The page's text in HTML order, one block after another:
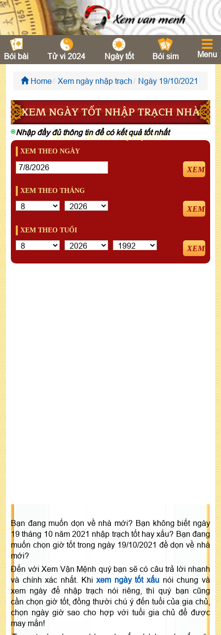
Bói bài Tử vi 2024 Ngày tốt Bói sim Menu
Home Xem ngày nhập trạch Ngày 19/10/2021
XEM NGÀY TỐT NHẬP TRẠCH NHÀ
MỚI - NGÀY 19/10/2021
Nhập đầy đủ thông tin để có kết quả tốt nhất
XEM THEO NGÀY
XEM
XEM THEO THÁNG
XEM
XEM THEO TUỔI
XEM
Bạn đang muốn dọn về nhà mới? Bạn không biết ngày
19 tháng 10 năm 2021 nhập trạch tốt hay xấu? Bạn đang
muốn chọn giờ tốt trong ngày 19/10/2021 đề dọn về nhà
mới?
Đến với Xem Vận Mệnh quý bạn sẽ có câu trả lời nhanh
và chính xác nhất. Khixem ngày tốt xấu nói chung và
xem ngày để nhập trạch nói riêng, thì quý bạn cũng
cần chọn giờ tốt, đồng thười chú ý đến tuổi của gia chủ,
chọn ngày giờ sao cho hợp với tuổi gia chủ để được
may mắn!